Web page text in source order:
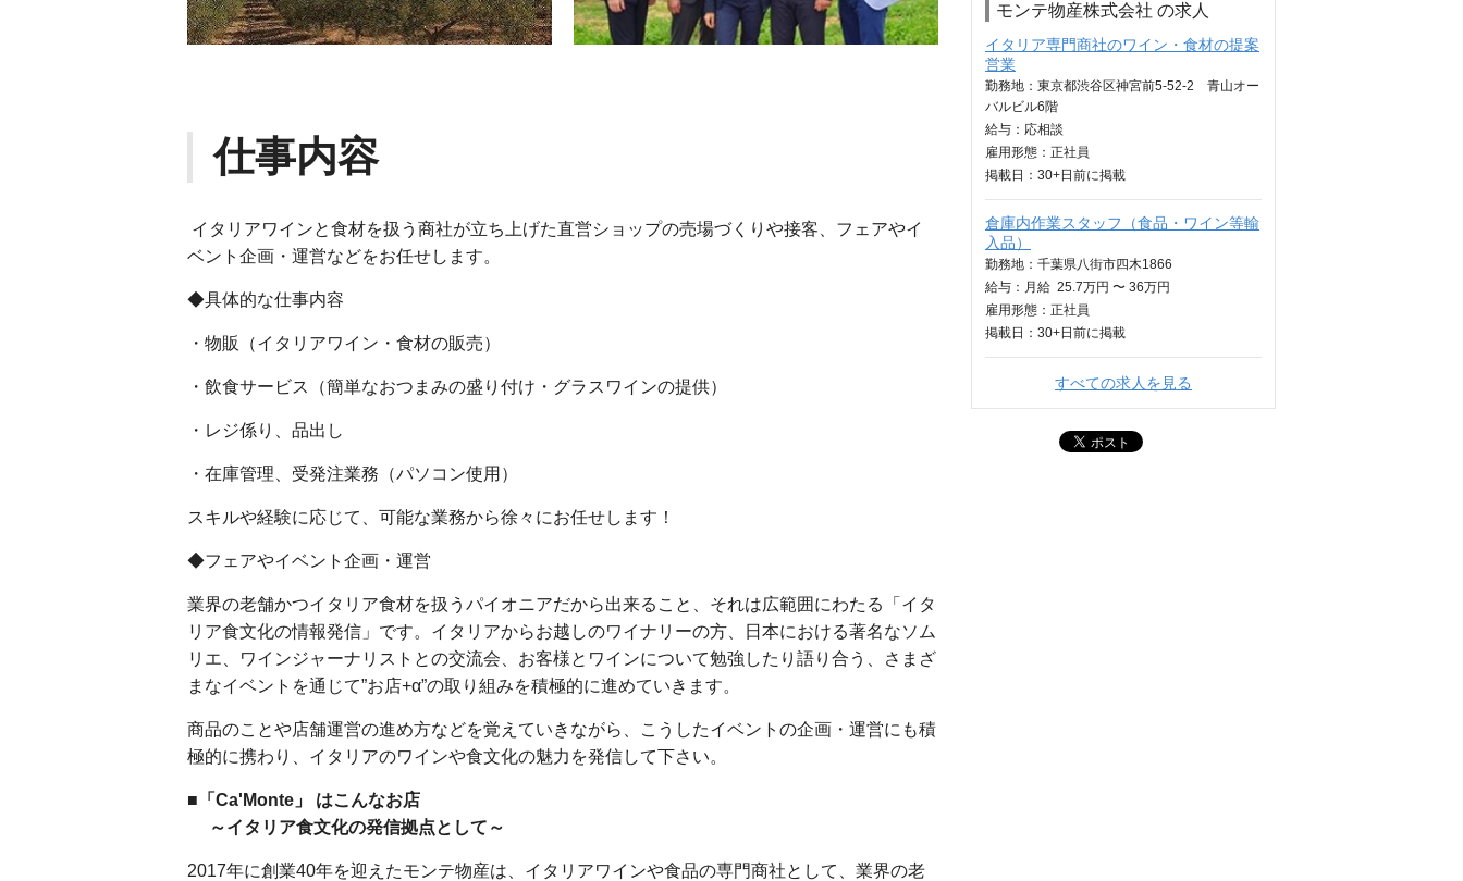
仕事内容
イタリアワインと食材を扱う商社が立ち上げた直営ショップの売場づくりや接客、フェアやイ
ベント企画・運営などをお任せします。
◆具体的な仕事内容
・物販（イタリアワイン・食材の販売）
・飲食サービス（簡単なおつまみの盛り付け・グラスワインの提供）
・レジ係り、品出し
・在庫管理、受発注業務（パソコン使用）
スキルや経験に応じて、可能な業務から徐々にお任せします！
◆フェアやイベント企画・運営
業界の老舗かつイタリア食材を扱うパイオニアだから出来ること、それは広範囲にわたる「イタ
リア食文化の情報発信」です。イタリアからお越しのワイナリーの方、日本における著名なソム
リエ、ワインジャーナリストとの交流会、お客様とワインについて勉強したり語り合う、さまざ
まなイベントを通じて”お店+α”の取り組みを積極的に進めていきます。
商品のことや店舗運営の進め方などを覚えていきながら、こうしたイベントの企画・運営にも積
極的に携わり、イタリアのワインや食文化の魅力を発信して下さい。
■「Ca'Monte」 はこんなお店
～イタリア食文化の発信拠点として～
2017年に創業40年を迎えたモンテ物産は、イタリアワインや食品の専門商社として、業界の老
モンテ物産株式会社 の求人
イタリア専門商社のワイン・食材の提案
営業
勤務地：東京都渋谷区神宮前5-52-2 青山オー
バルビル6階
給与： 応相談
雇用形態：正社員
掲載日： 30+日 前に掲載
倉庫内作業スタッフ（食品・ワイン等輸
入品）
勤務地：千葉県八街市四木1866
給与： 月給 25.7万円 〜 36万円
雇用形態：正社員
掲載日： 30+日 前に掲載
すべての求人を見る